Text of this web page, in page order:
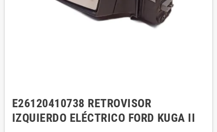
E26120410738 RETROVISOR
IZQUIERDO ELÉCTRICO FORD KUGA II